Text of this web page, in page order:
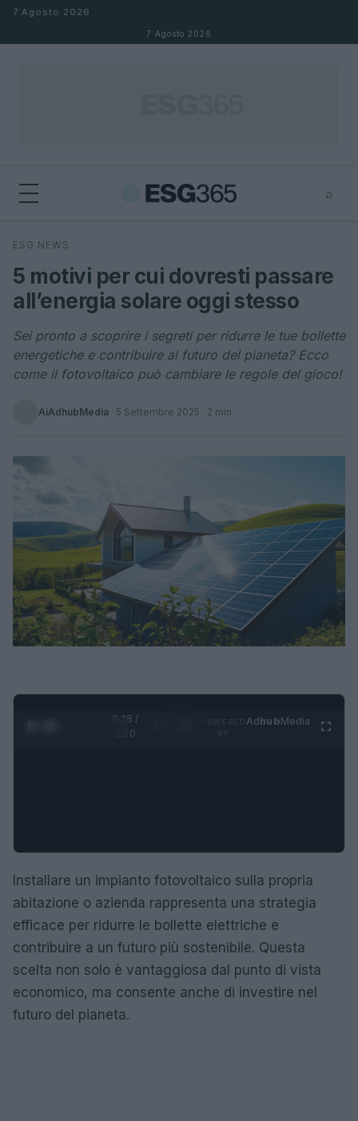
Salta al contenuto
7 Agosto 2026
7 Agosto 2026
⌕
Cerca
ESG NEWS
5 motivi per cui dovresti passare
all’energia solare oggi stesso
Sei pronto a scoprire i segreti per ridurre le tue bollette
energetiche e contribuire al futuro del pianeta? Ecco
come il fotovoltaico può cambiare le regole del gioco!
AiAdhubMedia · 5 Settembre 2025 · 2 min
0:29 /
1:20
AdhubMedia
Installare un impianto fotovoltaico sulla propria
abitazione o azienda rappresenta una strategia
efficace per ridurre le bollette elettriche e
contribuire a un futuro più sostenibile. Questa
scelta non solo è vantaggiosa dal punto di vista
economico, ma consente anche di investire nel
futuro del pianeta.